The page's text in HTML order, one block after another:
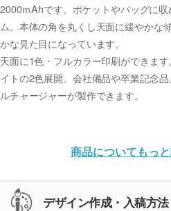
2000ｍAhです。ポケットやバッグに
ム。本体の角を丸くし天面に緩やかな
かな見た目になっています。
天面に1色・フルカラー印刷ができま
イトの2色展開。会社備品や卒業記念
ルチャージャーが製作できます。
商品についてもっ
デザイン作成・入稿方法